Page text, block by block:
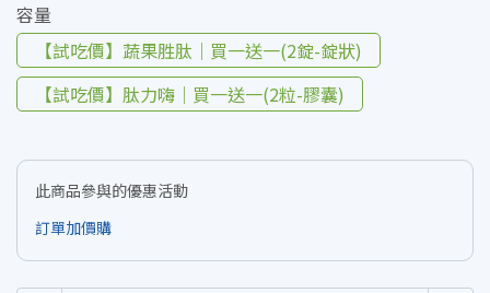
容量
【試吃價】蔬果胜肽｜買一送一(2錠-錠狀)
【試吃價】肽力嗨｜買一送一(2粒-膠囊)
此商品參與的優惠活動
訂單加價購